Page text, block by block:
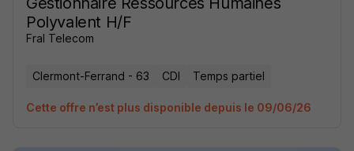
Polyvalent H/F
Fral Telecom
Clermont-Ferrand - 63 CDI Temps partiel
Cette offre n’est plus disponible depuis le 09/06/26